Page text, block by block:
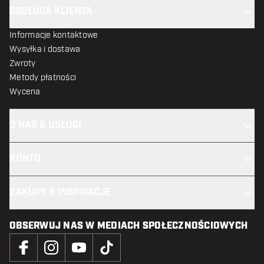
Informacje kontaktowe
Wysyłka i dostawa
Zwroty
Metody płatności
Wycena
OBSERWUJ NAS W MEDIACH SPOŁECZNOŚCIOWYCH